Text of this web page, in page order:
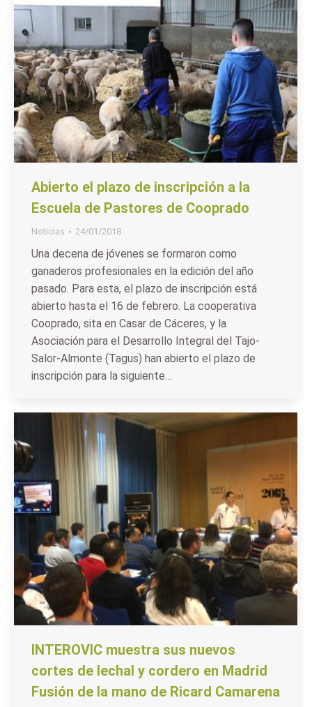
Abierto el plazo de inscripción a la
Escuela de Pastores de Cooprado
Noticias 24/01/2018
Una decena de jóvenes se formaron como
ganaderos profesionales en la edición del año
pasado. Para esta, el plazo de inscripción está
abierto hasta el 16 de febrero. La cooperativa
Cooprado, sita en Casar de Cáceres, y la
Asociación para el Desarrollo Integral del Tajo-
Salor-Almonte (Tagus) han abierto el plazo de
inscripción para la siguiente…
INTEROVIC muestra sus nuevos
cortes de lechal y cordero en Madrid
Fusión de la mano de Ricard Camarena